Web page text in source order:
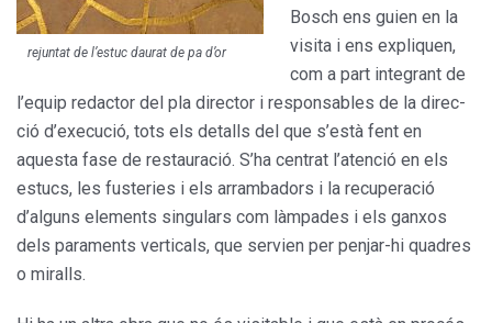
rejuntat de l’estuc daurat de pa d’or
Bosch ens guien en la
visita i ens expliquen,
com a part integrant de
l’equip redactor del pla director i responsables de la direc­
ció d’execució, tots els detalls del que s’està fent en
aquesta fase de restauració. S’ha centrat l’atenció en els
estucs, les fusteries i els arram­badors i la recuperació
d’alguns elements singulars com làmpades i els ganxos
dels paraments verticals, que servien per penjar-hi quadres
o miralls.